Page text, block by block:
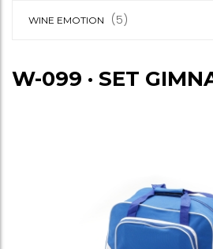
WINE EMOTION (5)
W-099 · SET